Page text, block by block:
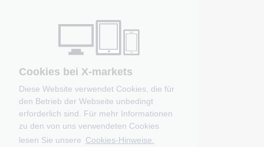
Cookies bei X-markets
Diese Website verwendet Cookies, die für
den Betrieb der Webseite unbedingt
erforderlich sind. Für mehr Informationen
zu den von uns verwendeten Cookies
lesen Sie unsere Cookies-Hinweise.